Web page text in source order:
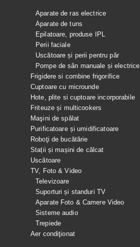
Aparate de ras electrice
Aparate de tuns
Epilatoare, produse IPL
Perii faciale
Uscătoare și perii pentru păr
Pompe de sân manuale și electrice
Frigidere si combine frigorifice
Cuptoare cu microunde
Hote, plite si cuptoare incorporabile
Friteuze și multicookers
Maşini de spălat
Purificatoare și umidificatoare
Roboţi de bucătărie
Stații și mașini de călcat
Uscătoare
TV, Foto & Video
Televizoare
Suporturi și standuri TV
Aparate Foto & Camere Video
Sisteme audio
Trepiede
Aer condiţionat